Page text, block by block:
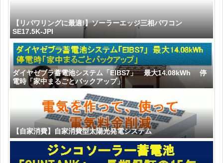
【リパワリングに最適!】ソーラーエッジ三相パワコン
SE17.5K-JPI
ダイヤゼブラ蓄電池システム「EIBS7」 最大14.08kWh 停
電時「家中まるごとバックアップ」
【自家消費】自家消費型太陽光発電システム